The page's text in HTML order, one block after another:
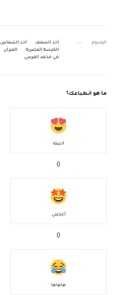
الوسوم أحد السعف أحد الشعانين
الكنيسة المصرية
الميزان
مي محمد المرسي
ما هو انطباعك؟
أحببته
0
أعجبني
0
هاهاها